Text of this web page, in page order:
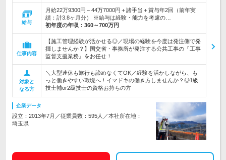
給与
月給22万9300円～44万7000円＋諸手当＋賞与年2回（前年実
績：計3.8ヶ月分） ※給与は経験・能力を考慮の…
初年度の年収： 360～700万円
仕事内容
【施工管理経験が活かせる◎／現場の経験を今度は発注側で発
揮しませんか？】国交省・事務所が発注する公共工事の『工事
監督支援業務』をお任せ！
対象と
なる方
＼大型連休も旅行も諦めなくてOK／経験を活かしながら、も
っと働きやすい環境へ！イマドキの働き方しませんか？◎1級
技士補or2級技士の資格お持ちの方
企業データ
設立：2013年7月／従業員数：595人／本社所在地：
埼玉県